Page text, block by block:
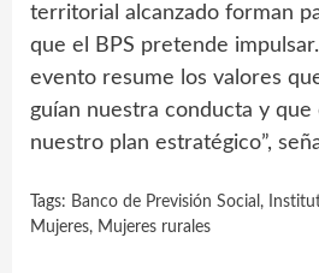
territorial alcanzado forman
que el BPS pretende
evento resume los valores
guían nuestra conducta y que
nuestro plan estratégico”,
Tags: Banco de Previsión Social ,
Mujeres, Mujeres rurales